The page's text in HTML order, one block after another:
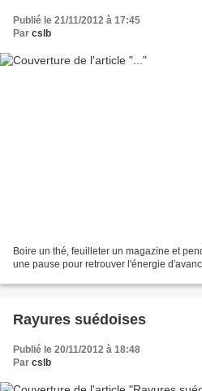
Publié le 21/11/2012 à 17:45
Par cslb
Boire un thé, feuilleter un magazine et
une pause pour retrouver l'énergie
Rayures suédoises
Publié le 20/11/2012 à 18:48
Par cslb